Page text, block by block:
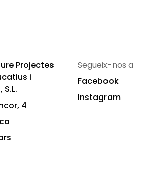
Projectes
i
4
Segueix-nos a
Facebook
Instagram